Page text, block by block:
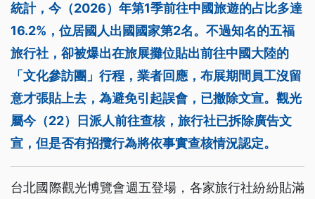
統計，今（2026）年第1季前往中國旅遊的占比多達
16.2%，位居國人出國國家第2名。不過知名的五福
旅行社，卻被爆出在旅展攤位貼出前往中國大陸的
「文化參訪團」行程，業者回應，布展期間員工沒留
意才張貼上去，為避免引起誤會，已撤除文宣。觀光
屬今（22）日派人前往查核，旅行社已拆除廣告文
宣，但是否有招攬行為將依事實查核情況認定。
台北國際觀光博覽會週五登場，各家旅行社紛紛貼滿